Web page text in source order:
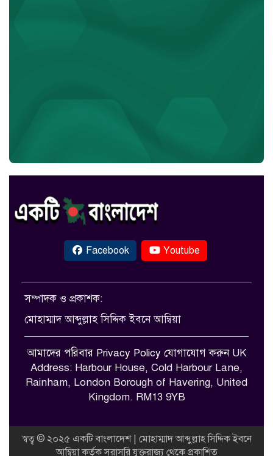
Facebook Youtube
সম্পাদক ও প্রকাশক:
মোহাম্মাদ আব্দুল্লাহ সিদ্দিক ইবনে আম্বিয়া
আমাদের পরিবার Privacy Policy যোগাযোগ করুনUK
Address: Harbour House, Cold Harbour Lane,
Rainham, London Borough of Havering, United
Kingdom. RM13 9YB
স্বত্ব © ২০২৫ একটি বাংলাদেশ | মোহাম্মাদ আব্দুল্লাহ সিদ্দিক ইবনে
আম্বিয়া কর্তৃক সরাসরি যুক্তরাজ্য থেকে প্রকাশিত